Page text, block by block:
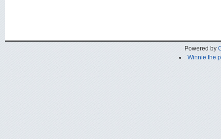
Powered by
Winnie the